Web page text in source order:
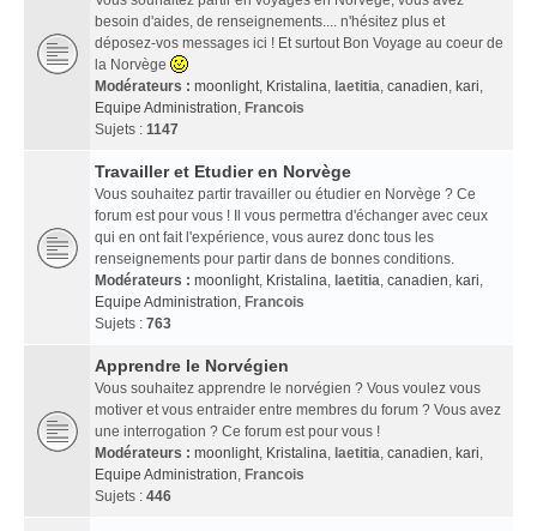
besoin d'aides, de renseignements.... n'hésitez plus et
déposez-vos messages ici ! Et surtout Bon Voyage au coeur de
la Norvège
Modérateurs : moonlight, Kristalina, laetitia, canadien, kari,
Equipe Administration, Francois
Sujets : 1147
Travailler et Etudier en Norvège
Vous souhaitez partir travailler ou étudier en Norvège ? Ce
forum est pour vous ! Il vous permettra d'échanger avec ceux
qui en ont fait l'expérience, vous aurez donc tous les
renseignements pour partir dans de bonnes conditions.
Modérateurs : moonlight, Kristalina, laetitia, canadien, kari,
Equipe Administration, Francois
Sujets : 763
Apprendre le Norvégien
Vous souhaitez apprendre le norvégien ? Vous voulez vous
motiver et vous entraider entre membres du forum ? Vous avez
une interrogation ? Ce forum est pour vous !
Modérateurs : moonlight, Kristalina, laetitia, canadien, kari,
Equipe Administration, Francois
Sujets : 446